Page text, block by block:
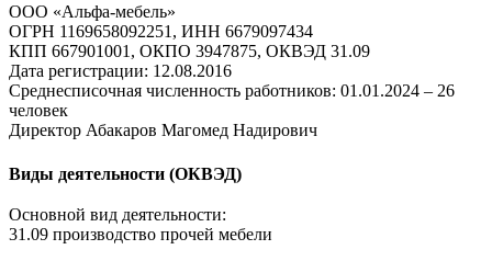
ООО «Альфа-мебель»
ОГРН 1169658092251, ИНН 6679097434
КПП 667901001, ОКПО 3947875, ОКВЭД 31.09
Дата регистрации: 12.08.2016
Среднесписочная численность работников: 01.01.2024 – 26
человек
Директор Абакаров Магомед Надирович
Виды деятельности (ОКВЭД)
Основной вид деятельности:
31.09 производство прочей мебели